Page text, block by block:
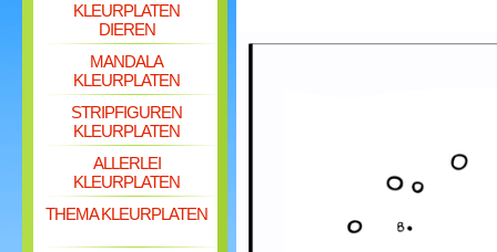
KLEURPLATEN
DIEREN
MANDALA
KLEURPLATEN
STRIPFIGUREN
KLEURPLATEN
ALLERLEI
KLEURPLATEN
THEMA KLEURPLATEN